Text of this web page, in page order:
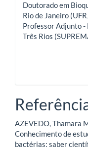
Doutorado em
Rio de Janeiro
Professor Adjunto -
Três Rios
AZEVEDO, Thamara
Conhecimento de
bactérias: saber